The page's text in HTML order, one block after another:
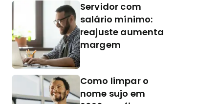
Servidor com
salário mínimo:
reajuste aumenta
margem
Como limpar o
nome sujo em